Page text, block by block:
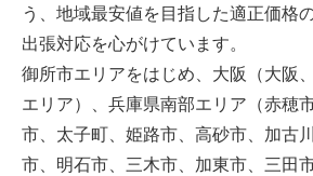
う、地域最安値を目指した適正価格
出張対応を心がけています。
御所市エリアをはじめ、大阪（大阪
エリア）、兵庫県南部エリア（赤穂
市、太子町、姫路市、高砂市、加古
市、明石市、三木市、加東市、三田